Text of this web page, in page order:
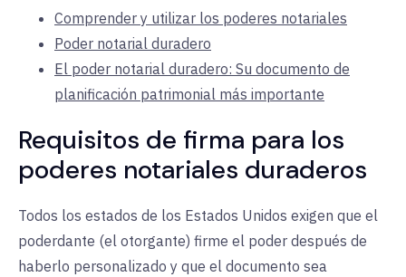
Comprender y utilizar los poderes notariales
Poder notarial duradero
El poder notarial duradero: Su documento de
planificación patrimonial más importante
Requisitos de firma para los
poderes notariales duraderos
Todos los estados de los Estados Unidos exigen que el
poderdante (el otorgante) firme el poder después de
haberlo personalizado y que el documento sea